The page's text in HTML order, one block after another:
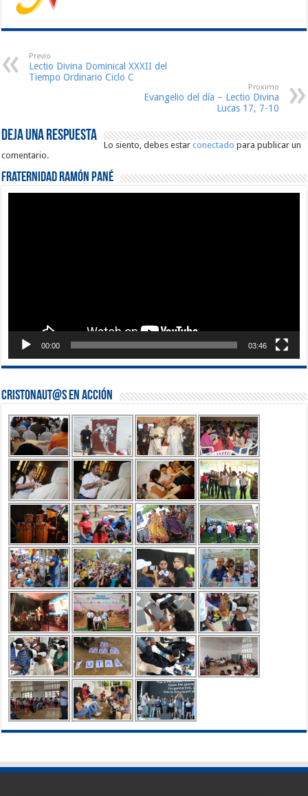
Previo
Lectio Divina Dominical XXXII del
Tiempo Ordinario Ciclo C
Proximo
Evangelio del día – Lectio Divina
Lucas 17, 7-10
Deja una respuesta
Lo siento, debes estarconectado para publicar un
comentario.
Fraternidad Ramón Pané
00:00 03:46
Cristonaut@s en Acción